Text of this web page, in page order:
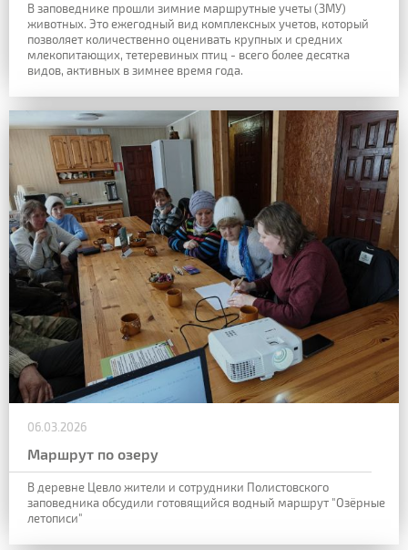
В заповеднике прошли зимние маршрутные учеты (ЗМУ)
животных. Это ежегодный вид комплексных учетов, который
позволяет количественно оценивать крупных и средних
млекопитающих, тетеревиных птиц - всего более десятка
видов, активных в зимнее время года.
06.03.2026
Маршрут по озеру
В деревне Цевло жители и сотрудники Полистовского
заповедника обсудили готовящийся водный маршрут "Озёрные
летописи"